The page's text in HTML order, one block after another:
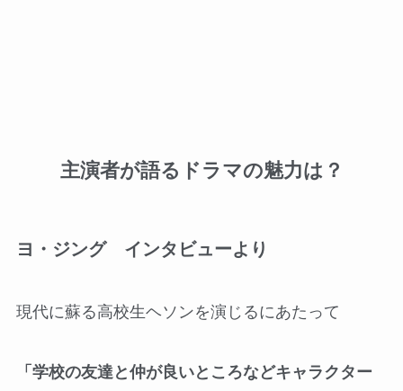
主演者が語るドラマの魅力は？
ヨ・ジング インタビューより
現代に蘇る高校生ヘソンを演じるにあたって
「学校の友達と仲が良いところなどキャラクター